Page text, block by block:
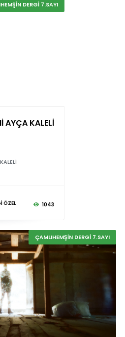
DERGİ 7.SAYI
AYÇA KALELİ
ÖZEL 1043
ÇAMLIHEMŞİN DERGİ 7.SAYI